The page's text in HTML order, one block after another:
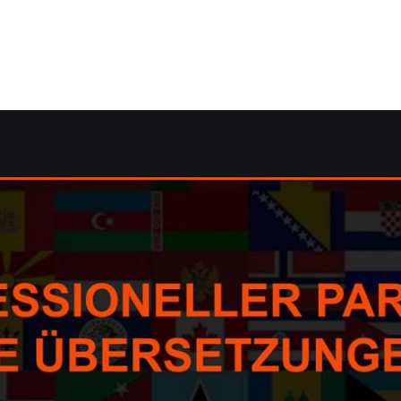
✓Dolmetscher, Übersetzungsagentur,
und ✓Dolmetscher, Übersetzungsagentur,
✓Dolmetscher, ✓Korrektorat/Lektorat
✉.